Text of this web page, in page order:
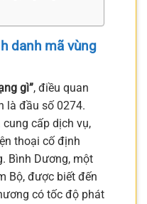
danh mã vùng
gì”, điều quan
là đầu số 0274.
cấp dịch vụ,
thoại cố định
Bình Dương, một
Bộ, được biết đến
có tốc độ phát